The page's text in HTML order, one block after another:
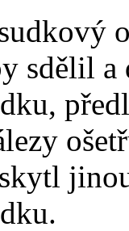
sdělil